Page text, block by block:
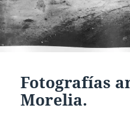
Fotografías
Morelia.